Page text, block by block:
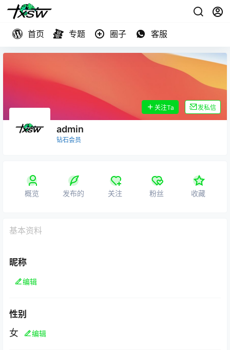
首页 专题 圈子 客服
admin
钻石会员
关注Ta 发私信
概览 发布的 关注 粉丝 收藏
基本资料
昵称
编辑
性别
女 编辑